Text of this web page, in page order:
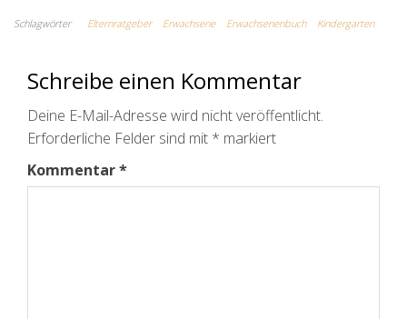
Schlagwörter Elternratgeber Erwachsene Erwachsenenbuch Kindergarten
Schreibe einen Kommentar
Deine E-Mail-Adresse wird nicht veröffentlicht.
Erforderliche Felder sind mit * markiert
Kommentar*